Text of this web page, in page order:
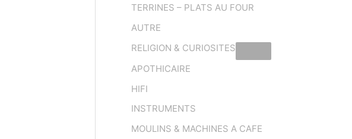
TERRINES – PLATS AU FOUR
AUTRE
RELIGION & CURIOSITES
APOTHICAIRE
HIFI
INSTRUMENTS
MOULINS & MACHINES A CAFE